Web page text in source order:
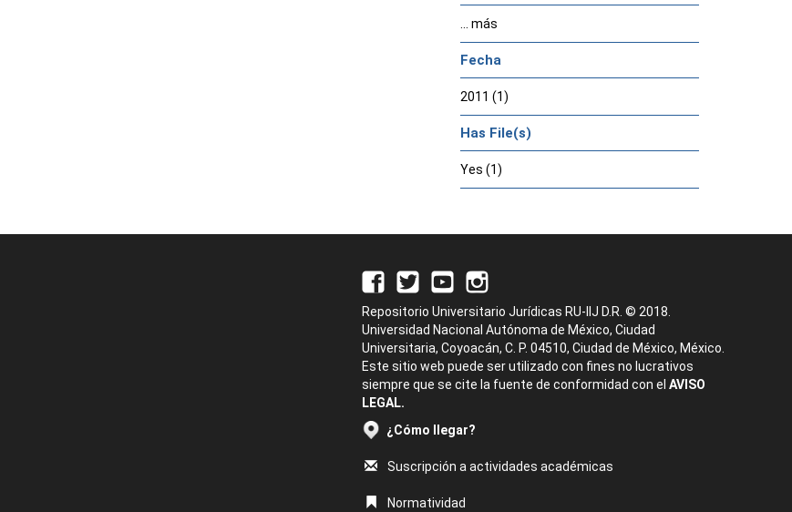
... más
Fecha
2011 (1)
Has File(s)
Yes (1)
Repositorio Universitario Jurídicas RU-IIJ D.R. © 2018.
Universidad Nacional Autónoma de México, Ciudad
Universitaria, Coyoacán, C. P. 04510, Ciudad de México, México.
Este sitio web puede ser utilizado con fines no lucrativos
siempre que se cite la fuente de conformidad con el AVISO
LEGAL.
¿Cómo llegar?
Suscripción a actividades académicas
Normatividad